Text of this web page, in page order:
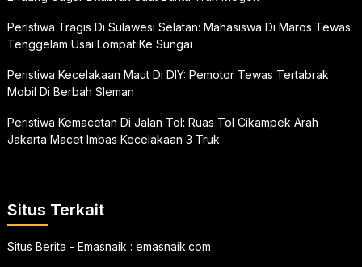
Peristiwa Tragis Di Sulawesi Selatan: Mahasiswa Di Maros Tewas
Tenggelam Usai Lompat Ke Sungai
Peristiwa Kecelakaan Maut Di DIY: Pemotor Tewas Tertabrak
Mobil Di Berbah Sleman
Peristiwa Kemacetan Di Jalan Tol: Ruas Tol Cikampek Arah
Jakarta Macet Imbas Kecelakaan 3 Truk
Situs Terkait
Situs Berita - Emasnaik : emasnaik.com